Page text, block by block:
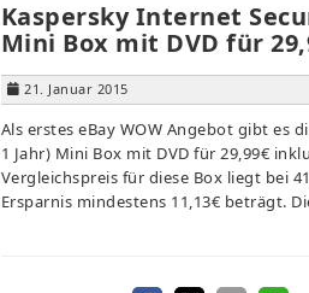
Kaspersky Internet
Mini Box mit DVD für
21. Januar 2015
Als erstes eBay WOW Angebot gibt es
1 Jahr) Mini Box mit DVD für 29,99€
Vergleichspreis für diese Box liegt bei
Ersparnis mindestens 11,13€ beträgt.